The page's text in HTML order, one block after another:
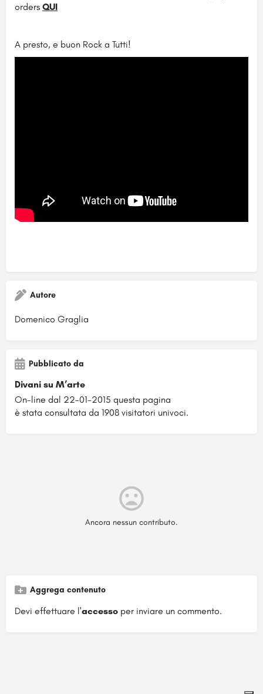
orders QUI
A presto, e buon Rock a Tutti!
Autore
Domenico Graglia
Pubblicato da
Divani su M’arte
On-line dal 22-01-2015 questa pagina
è stata consultata da 1908 visitatori univoci.
Ancora nessun contributo.
Aggrega contenuto
Devi effettuare l'accesso per inviare un commento.